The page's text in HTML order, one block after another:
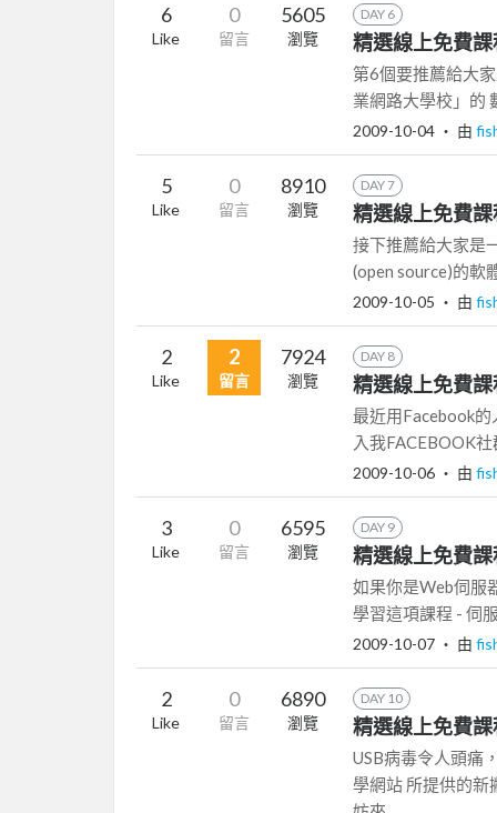
6
Like
0
留言
5605
瀏覽
DAY 6
精選線上免費
第6個要推薦給大
業網路大學校」的
2009-10-04 ‧ 由
5
Like
0
留言
8910
瀏覽
DAY 7
精選線上免費
接下推薦給大家是
(open source)的軟
2009-10-05 ‧ 由
2
Like
2
留言
7924
瀏覽
DAY 8
精選線上免費
最近用Facebook
入我FACEBOOK
2009-10-06 ‧ 由
3
Like
0
留言
6595
瀏覽
DAY 9
精選線上免費
如果你是Web伺服
學習這項課程 - 伺
2009-10-07 ‧ 由
2
Like
0
留言
6890
瀏覽
DAY 10
精選線上免費
USB病毒令人頭痛
學網站 所提供的新